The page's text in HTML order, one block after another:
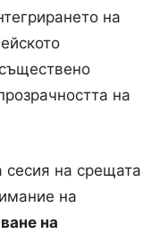
на
на
сесия на срещата
на
на